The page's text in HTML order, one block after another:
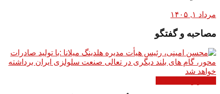
مرداد ۱, ۱۴۰۵
مصاحبه و گفتگو